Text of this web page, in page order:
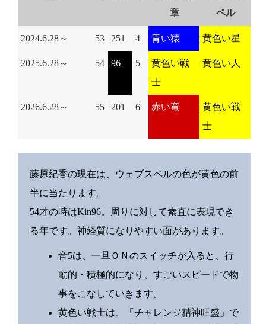
章
ペル
2024.6.28～ 53 251 4 青い猿 黄色い星
2025.6.28～ 54 96 5
黄色い戦
士
黄色い人
2026.6.28～ 55 201 6 赤い竜
黄色い戦
士
藤原紀香の現在は、ウェブスペルの色が黄色の前
半に当たります。
54才の時はKin96。周りに対して素直に表現でき
る年です。神経質になりやすい面があります。
音5は、一旦ＯＮのスイッチが入ると、行
動的・積極的になり、すごいスピードで物
事をこなしていきます。
黄色い戦士は、「チャレンジ精神旺盛」で